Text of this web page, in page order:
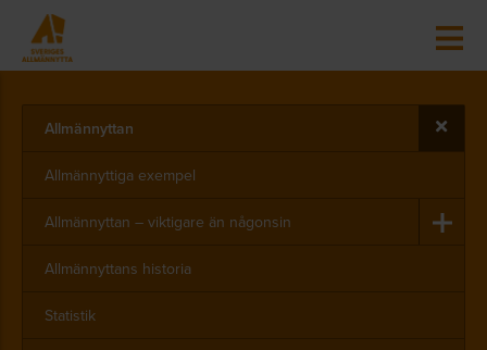
Allmännyttan
Allmännyttiga exempel
All­män­nyt­tan – vik­ti­ga­re än nå­gon­sin
Allmännyttans historia
Statistik